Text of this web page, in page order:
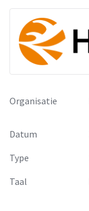
Organisatie
Datum
Type
Taal